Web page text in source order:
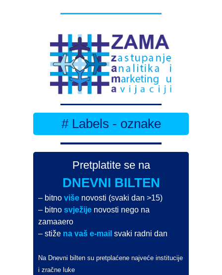
# Labels - oznake
Pretplatite se na
DNEVNI BILTEN
– bitnoviše novosti (svaki dan >15)
– bitnosvježije novosti nego na
zamaaero
– stiže na vaš e-mail svaki radni dan
Na Dnevni bilten su pretplaćene najveće institucije
i zračne luke